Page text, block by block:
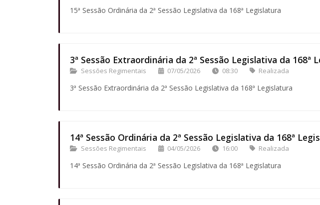
15ª Sessão Ordinária da 2ª Sessão Legislativa da 168ª Legislatura
3ª Sessão Extraordinária da 2ª Sessão Legislativa da 168ª
Sessões Regimentais 07/05/2026 08:30 Realizada
3ª Sessão Extraordinária da 2ª Sessão Legislativa da 168ª Legislatura
14ª Sessão Ordinária da 2ª Sessão Legislativa da 168ª
Sessões Regimentais 04/05/2026 16:00 Realizada
14ª Sessão Ordinária da 2ª Sessão Legislativa da 168ª Legislatura